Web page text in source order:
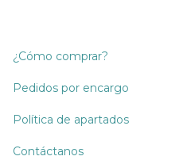
¿Cómo comprar?
Pedidos por encargo
Política de apartados
Contáctanos